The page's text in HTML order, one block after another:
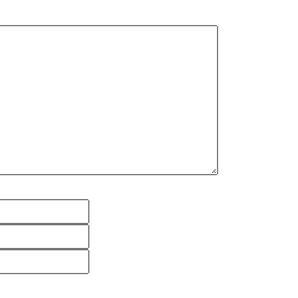
mail
internetowa